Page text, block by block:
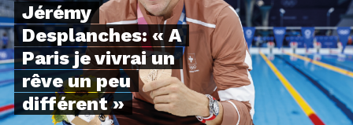
Jérémy
Desplanches: « A
Paris je vivrai un
rêve un peu
différent »